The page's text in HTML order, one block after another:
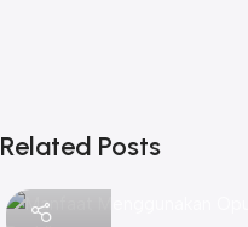
Related Posts